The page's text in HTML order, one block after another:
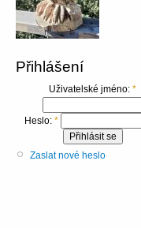
Přihlášení
Uživatelské jméno: *
Heslo: *
Zaslat nové heslo